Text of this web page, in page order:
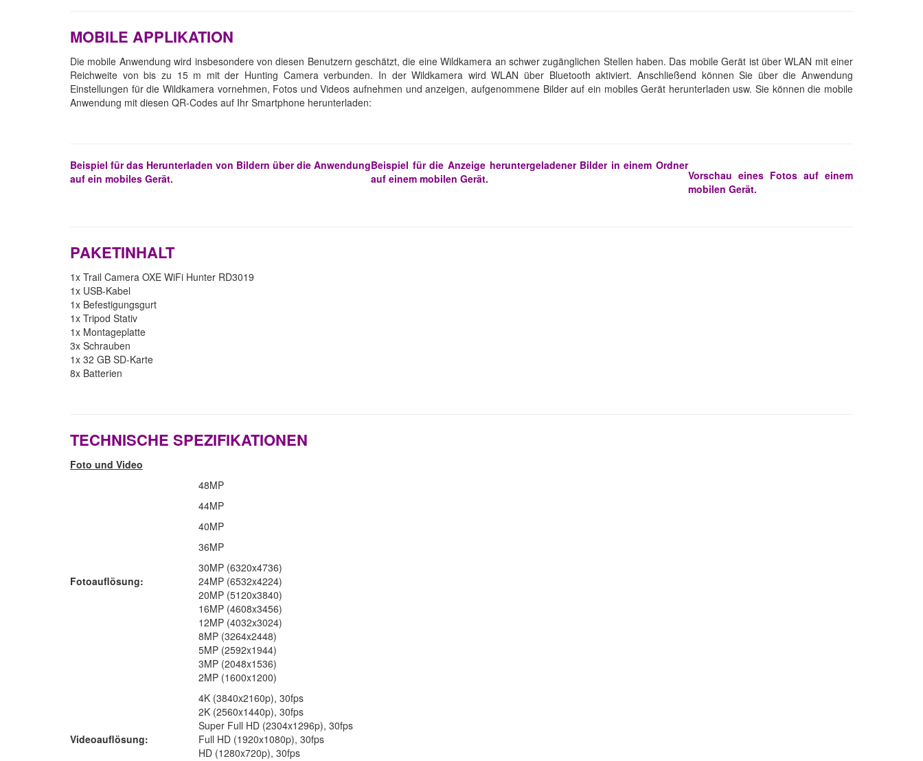
MOBILE APPLIKATION
Die mobile Anwendung wird insbesondere von diesen Benutzern geschätzt, die eine Wildkamera an schwer zugänglichen Stellen haben. Das mobile Gerät ist über WLAN mit einer
Reichweite von bis zu 15 m mit der Hunting Camera verbunden. In der Wildkamera wird WLAN über Bluetooth aktiviert. Anschließend können Sie über die Anwendung
Einstellungen für die Wildkamera vornehmen, Fotos und Videos aufnehmen und anzeigen, aufgenommene Bilder auf ein mobiles Gerät herunterladen usw. Sie können die mobile
Anwendung mit diesen QR-Codes auf Ihr Smartphone herunterladen:
Beispiel für das Herunterladen von Bildern über die Anwendung
auf ein mobiles Gerät.
Beispiel für die Anzeige heruntergeladener Bilder in einem Ordner
auf einem mobilen Gerät.
Vorschau eines Fotos auf einem
mobilen Gerät.
PAKETINHALT
1x Trail Camera OXE WiFi Hunter RD3019
1x USB-Kabel
1x Befestigungsgurt
1x Tripod Stativ
1x Montageplatte
3x Schrauben
1x 32 GB SD-Karte
8x Batterien
TECHNISCHE SPEZIFIKATIONEN
Foto und Video
Fotoauflösung:
48MP
44MP
40MP
36MP
30MP (6320x4736)
24MP (6532x4224)
20MP (5120x3840)
16MP (4608x3456)
12MP (4032x3024)
8MP (3264x2448)
5MP (2592x1944)
3MP (2048x1536)
2MP (1600x1200)
Videoauflösung:
4K (3840x2160p), 30fps
2K (2560x1440p), 30fps
Super Full HD (2304x1296p), 30fps
Full HD (1920x1080p), 30fps
HD (1280x720p), 30fps